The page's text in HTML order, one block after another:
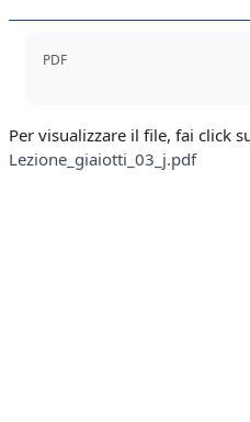
PDF
Per visualizzare il file, fai click
Lezione_giaiotti_03_j.pdf